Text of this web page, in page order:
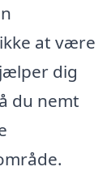
at være
dig
du nemt